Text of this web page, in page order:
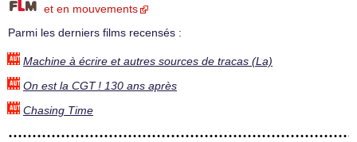
et en mouvements
Parmi les derniers films recensés :
Machine à écrire et autres sources de tracas (La)
On est la CGT ! 130 ans après
Chasing Time